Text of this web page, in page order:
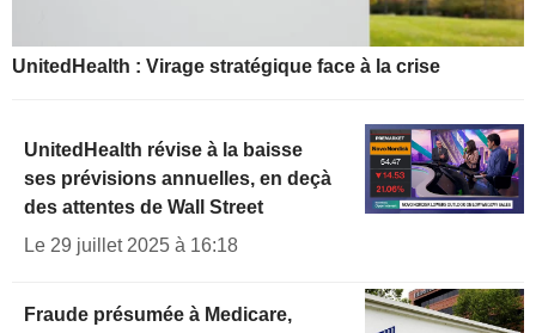
UnitedHealth : Virage stratégique face à la crise
UnitedHealth révise à la baisse
ses prévisions annuelles, en deçà
des attentes de Wall Street
Le 29 juillet 2025 à 16:18
Fraude présumée à Medicare,